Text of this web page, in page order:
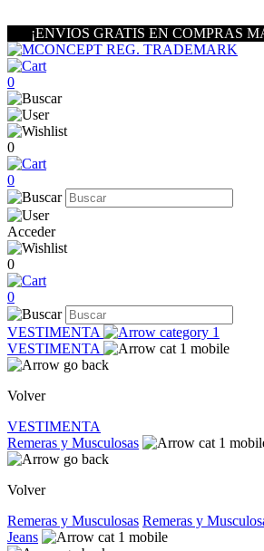
¡ENVIOS GRATIS EN COMPRAS
0
0
0
Acceder
0
0
VESTIMENTA
VESTIMENTA
Volver
VESTIMENTA
Remeras y Musculosas
Volver
Remeras y Musculosas Remeras y
Jeans